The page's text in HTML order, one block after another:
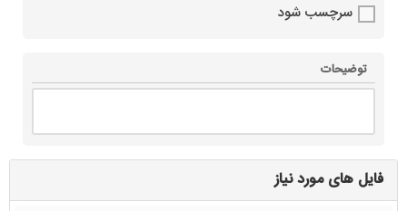
سرچسب شود
توضیحات
فایل های مورد نیاز